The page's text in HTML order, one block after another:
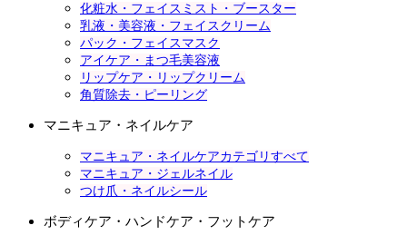
化粧水・フェイスミスト・ブースター
乳液・美容液・フェイスクリーム
パック・フェイスマスク
アイケア・まつ毛美容液
リップケア・リップクリーム
角質除去・ピーリング
マニキュア・ネイルケア
マニキュア・ネイルケアカテゴリすべて
マニキュア・ジェルネイル
つけ爪・ネイルシール
ボディケア・ハンドケア・フットケア